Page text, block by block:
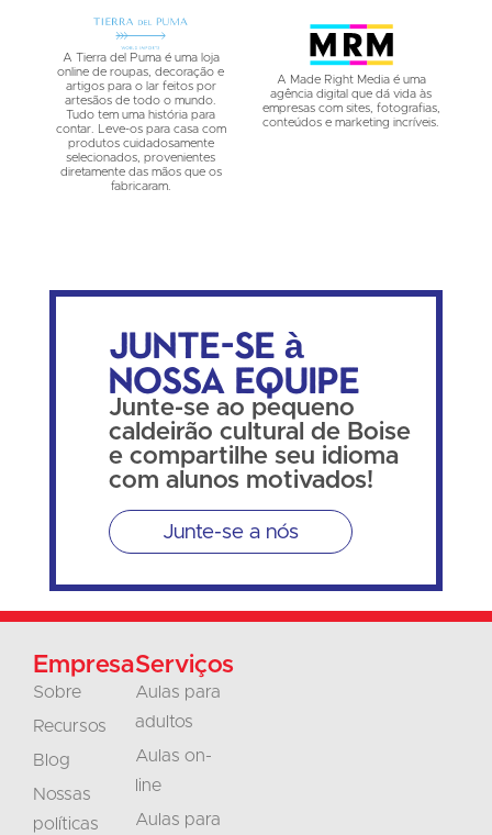
A Tierra del Puma é uma loja
online de roupas, decoração e
artigos para o lar feitos por
artesãos de todo o mundo.
Tudo tem uma história para
contar. Leve-os para casa com
produtos cuidadosamente
selecionados, provenientes
diretamente das mãos que os
fabricaram.
A Made Right Media é uma
agência digital que dá vida às
empresas com sites, fotografias,
conteúdos e marketing incríveis.
Junte-se à
nossa equipe
Junte-se ao pequeno
caldeirão cultural de Boise
e compartilhe seu idioma
com alunos motivados!
Junte-se a nós
Empresa
Sobre
Recursos
Blog
Nossas
políticas
Serviços
Aulas para
adultos
Aulas on-
line
Aulas para